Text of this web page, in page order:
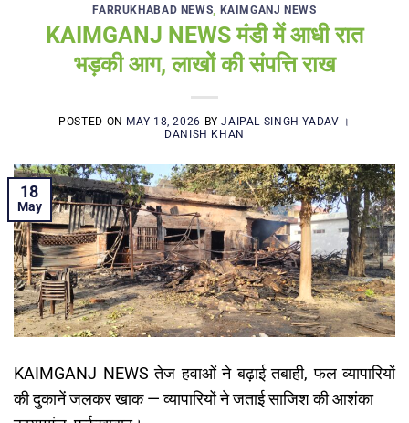
FARRUKHABAD NEWS, KAIMGANJ NEWS
KAIMGANJ NEWS मंडी में आधी रात
भड़की आग, लाखों की संपत्ति राख
POSTED ON MAY 18, 2026 BYJAIPAL SINGH YADAV ।
DANISH KHAN
18
May
KAIMGANJ NEWS तेज हवाओं ने बढ़ाई तबाही, फल व्यापारियों
की दुकानें जलकर खाक — व्यापारियों ने जताई साजिश की आशंका